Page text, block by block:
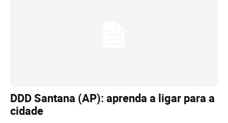
DDD Santana (AP): aprenda a ligar para a
cidade